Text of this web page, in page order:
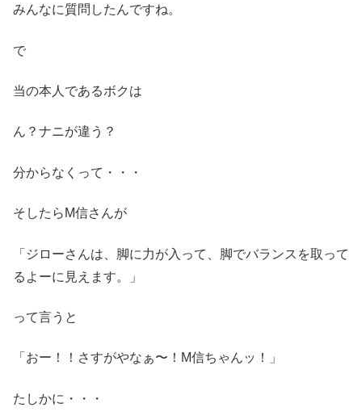
みんなに質問したんですね。
で
当の本人であるボクは
ん？ナニが違う？
分からなくって・・・
そしたらM信さんが
「ジローさんは、脚に力が入って、脚でバランスを取って
るよーに見えます。」
って言うと
「おー！！さすがやなぁ〜！M信ちゃんッ！」
たしかに・・・